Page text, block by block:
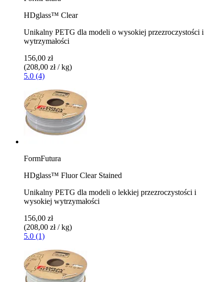
HDglass™ Clear
Unikalny PETG dla modeli o wysokiej przezroczystości i
wytrzymałości
156,00 zł
(208,00 zł / kg)
5.0 (4)
FormFutura
HDglass™ Fluor Clear Stained
Unikalny PETG dla modeli o lekkiej przezroczystości i
wysokiej wytrzymałości
156,00 zł
(208,00 zł / kg)
5.0 (1)